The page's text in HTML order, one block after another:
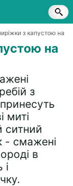
з капустою на
на
з
миті
ситний
- смажені
в